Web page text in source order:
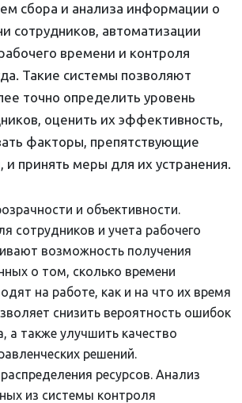
сбора и анализа информации о
сотрудников, автоматизации
времени и контроля
Такие системы позволяют
точно определить уровень
оценить их эффективность,
факторы, препятствующие
и принять меры для их устранения.
и объективности.
сотрудников и учета рабочего
возможность получения
о том, сколько времени
на работе, как и на что их время
снизить вероятность ошибок
а также улучшить качество
решений.
ресурсов. Анализ
из системы контроля